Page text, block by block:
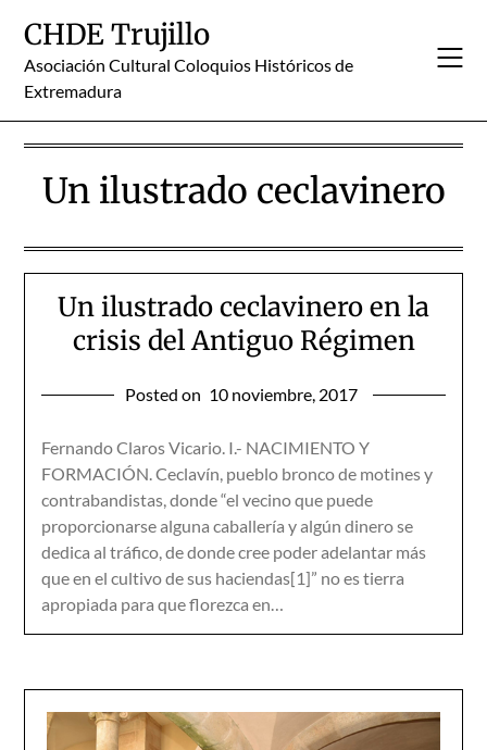
content
CHDE Trujillo
Asociación Cultural Coloquios Históricos de
Extremadura
Un ilustrado ceclavinero
Un ilustrado ceclavinero en la
crisis del Antiguo Régimen
Posted on 10 noviembre, 2017
Fernando Claros Vicario. I.- NACIMIENTO Y
FORMACIÓN. Ceclavín, pueblo bronco de motines y
contrabandistas, donde “el vecino que puede
proporcionarse alguna caballería y algún dinero se
dedica al tráfico, de donde cree poder adelantar más
que en el cultivo de sus haciendas[1]” no es tierra
apropiada para que florezca en…